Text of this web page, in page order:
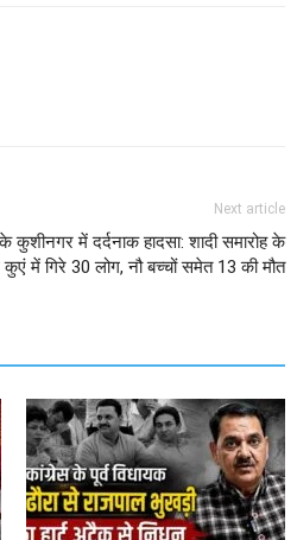
Next article
कुशीनगर में दर्दनाक हादसा: शादी समारोह के
कुएं में गिरे 30 लोग, नौ बच्चों समेत 13 की मौत